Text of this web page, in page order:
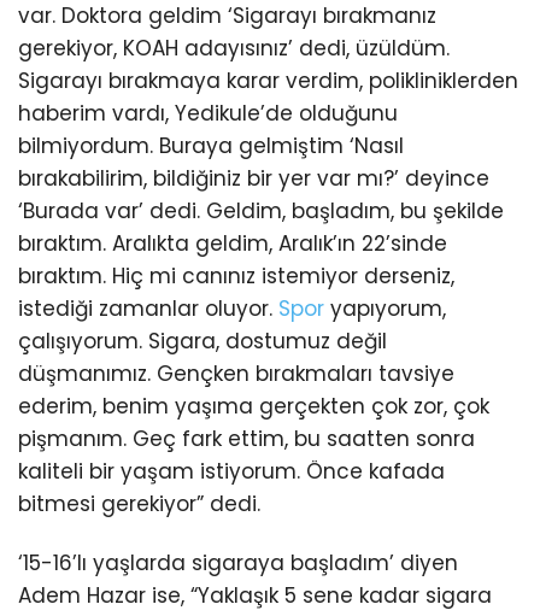
var. Doktora geldim ‘Sigarayı bırakmanız
gerekiyor, KOAH adayısınız’ dedi, üzüldüm.
Sigarayı bırakmaya karar verdim, polikliniklerden
haberim vardı, Yedikule’de olduğunu
bilmiyordum. Buraya gelmiştim ‘Nasıl
bırakabilirim, bildiğiniz bir yer var mı?’ deyince
‘Burada var’ dedi. Geldim, başladım, bu şekilde
bıraktım. Aralıkta geldim, Aralık’ın 22’sinde
bıraktım. Hiç mi canınız istemiyor derseniz,
istediği zamanlar oluyor. Spor yapıyorum,
çalışıyorum. Sigara, dostumuz değil
düşmanımız. Gençken bırakmaları tavsiye
ederim, benim yaşıma gerçekten çok zor, çok
pişmanım. Geç fark ettim, bu saatten sonra
kaliteli bir yaşam istiyorum. Önce kafada
bitmesi gerekiyor” dedi.
‘15-16’lı yaşlarda sigaraya başladım’ diyen
Adem Hazar ise, “Yaklaşık 5 sene kadar sigara